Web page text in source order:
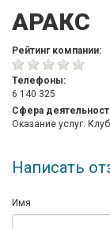
АРАКС
Рейтинг компании:
Телефоны:
6 140 325
Сфера
Оказание услуг:
Написать
Имя